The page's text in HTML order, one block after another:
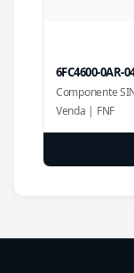
6FC4600-0AR-
Componente
Venda | FNF